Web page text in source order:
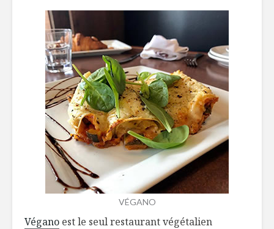
VÉGANO
Végano est le seul restaurant végétalien